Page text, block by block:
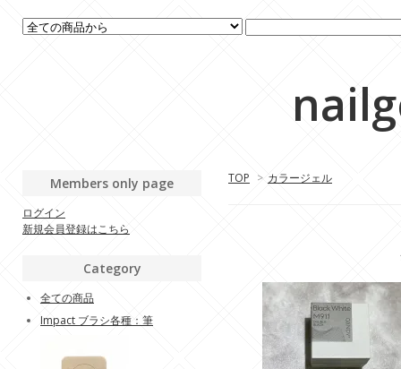
TOP > カラージェル
Members only page
ログイン
新規会員登録はこちら
Category
全ての商品
Impact ブラシ各種：筆